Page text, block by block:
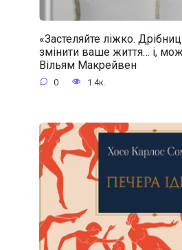
«Застеляйте ліжко.
змінити ваше життя… і,
Вільям Макрейвен
0 1.4к.